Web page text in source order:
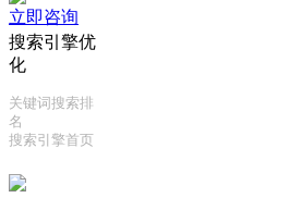
立即咨询
搜索引擎优
化
关键词搜索排
名
搜索引擎首页